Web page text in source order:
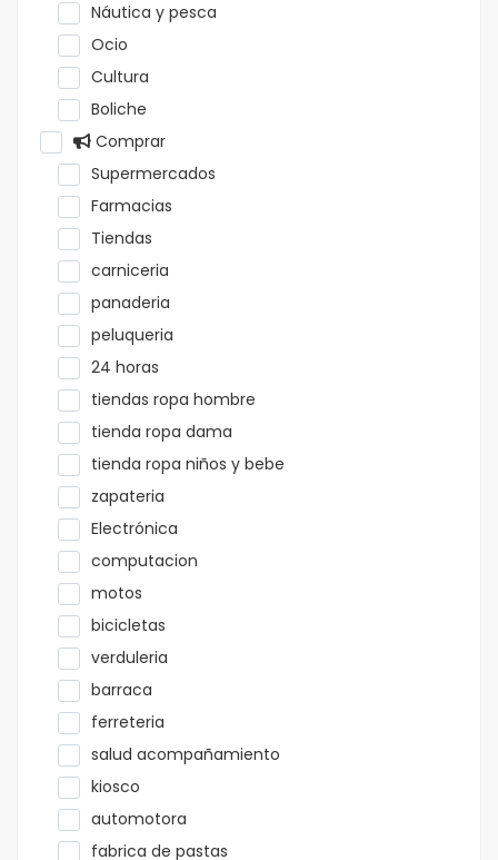
Náutica y pesca
Ocio
Cultura
Boliche
Comprar
Supermercados
Farmacias
Tiendas
carniceria
panaderia
peluqueria
24 horas
tiendas ropa hombre
tienda ropa dama
tienda ropa niños y bebe
zapateria
Electrónica
computacion
motos
bicicletas
verduleria
barraca
ferreteria
salud acompañamiento
kiosco
automotora
fabrica de pastas